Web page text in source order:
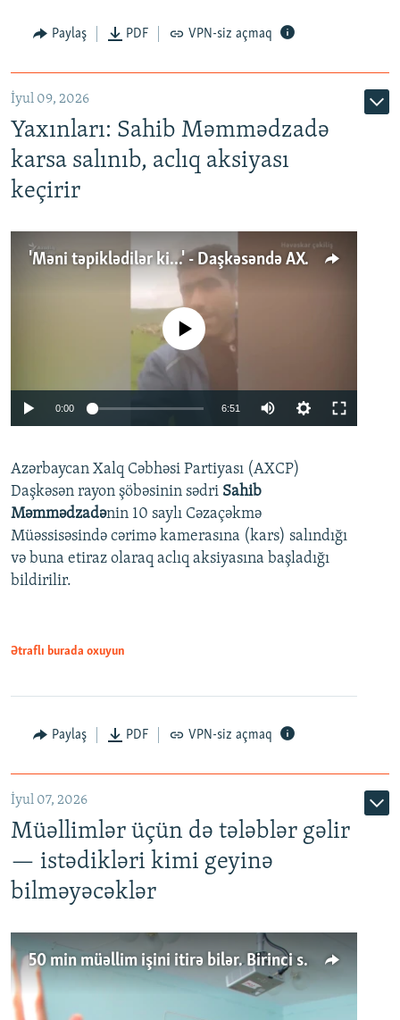
Paylaş PDF VPN-siz açmaq
İyul 09, 2026
Yaxınları: Sahib Məmmədzadə
karsa salınıb, aclıq aksiyası
keçirir
'Məni təpiklədilər ki...' - Daşkəsəndə AXCP fəalının yaxınları onun həbsinə etiraz edirlər
Auto 240p 360p
720p 1080p
No media source currently available
0:00 6:51
360p
720p
1080p
Azərbaycan Xalq Cəbhəsi Partiyası (AXCP)
Daşkəsən rayon şöbəsinin sədri Sahib
Məmmədzadənin 10 saylı Cəzaçəkmə
Müəssisəsində cərimə kamerasına (kars) salındığı
və buna etiraz olaraq aclıq aksiyasına başladığı
bildirilir.
Ətraflı burada oxuyun
Paylaş PDF VPN-siz açmaq
İyul 07, 2026
Müəllimlər üçün də tələblər gəlir
— istədikləri kimi geyinə
bilməyəcəklər
50 min müəllim işini itirə bilər. Birinci sinfə gedənlər azalır